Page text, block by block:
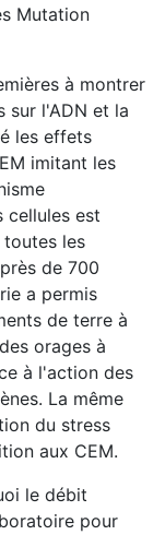
Mutation
à montrer
sur l'ADN et la
les effets
imitant les
cellules est
les
de 700
a permis
de terre à
orages à
à l'action des
La même
du stress
aux CEM.
le débit
pour